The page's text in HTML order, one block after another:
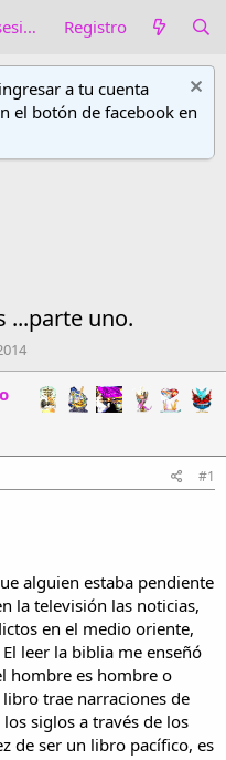
Iniciar sesión Registro
a tu cuenta
el botón de facebook en
...parte uno.
#1
alguien estaba pendiente
la televisión las noticias,
en el medio oriente,
leer la biblia me enseñó
hombre es hombre o
trae narraciones de
siglos a través de los
de ser un libro pacífico, es